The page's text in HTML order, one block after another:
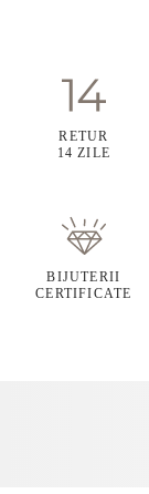
RETUR
14 ZILE
BIJUTERII
CERTIFICATE